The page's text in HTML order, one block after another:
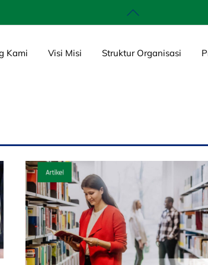
Kami Visi Misi Struktur Organisasi
Back
To